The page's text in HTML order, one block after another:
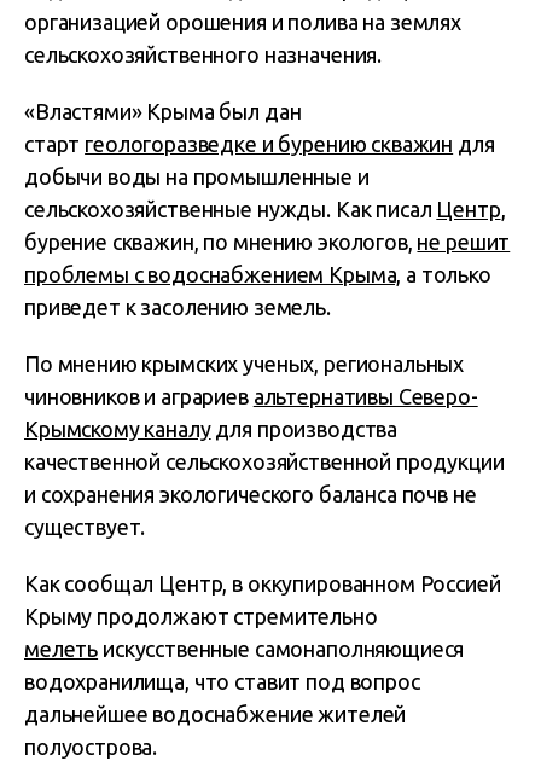
организацией орошения и полива на землях
сельскохозяйственного назначения.
«Властями» Крыма был дан
старт геологоразведке и бурению скважин для
добычи воды на промышленные и
сельскохозяйственные нужды. Как писал Центр,
бурение скважин, по мнению экологов, не решит
проблемы с водоснабжением Крыма, а только
приведет к засолению земель.
По мнению крымских ученых, региональных
чиновников и аграриев альтернативы Северо-
Крымскому каналудля производства
качественной сельскохозяйственной продукции
и сохранения экологического баланса почв не
существует.
Как сообщал Центр, в оккупированном Россией
Крыму продолжают стремительно
мелеть искусственные самонаполняющиеся
водохранилища, что ставит под вопрос
дальнейшее водоснабжение жителей
полуострова.